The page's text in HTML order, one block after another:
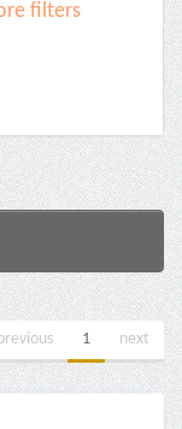
filters
1 next